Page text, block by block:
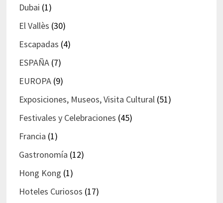
Dubai (1)
El Vallès (30)
Escapadas (4)
ESPAÑA(7)
EUROPA(9)
Exposiciones, Museos, Visita Cultural(51)
Festivales y Celebraciones (45)
Francia (1)
Gastronomía (12)
Hong Kong (1)
Hoteles Curiosos (17)